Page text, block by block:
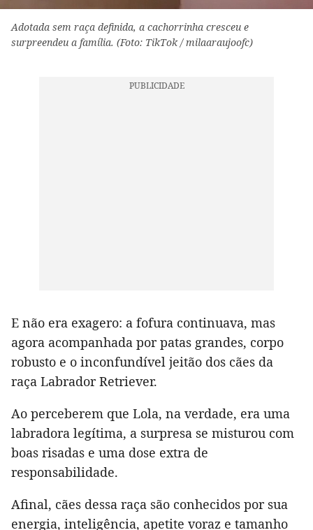
Adotada sem raça definida, a cachorrinha cresceu e
surpreendeu a família. (Foto: TikTok / milaaraujoofc)
E não era exagero: a fofura continuava, mas
agora acompanhada por patas grandes, corpo
robusto e o inconfundível jeitão dos cães da
raça Labrador Retriever.
Ao perceberem que Lola, na verdade, era uma
labradora legítima, a surpresa se misturou com
boas risadas e uma dose extra de
responsabilidade.
Afinal, cães dessa raça são conhecidos por sua
energia, inteligência, apetite voraz e tamanho